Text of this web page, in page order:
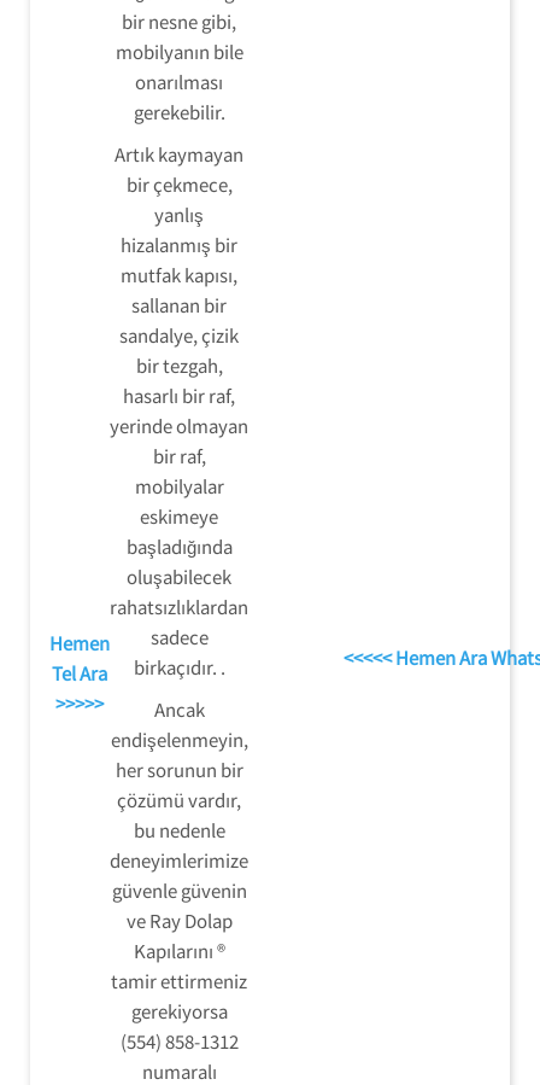
Hemen
Tel Ara
>>>>>
bir nesne gibi,
mobilyanın bile
onarılması
gerekebilir.
Artık kaymayan
bir çekmece,
yanlış
hizalanmış bir
mutfak kapısı,
sallanan bir
sandalye, çizik
bir tezgah,
hasarlı bir raf,
yerinde olmayan
bir raf,
mobilyalar
eskimeye
başladığında
oluşabilecek
rahatsızlıklardan
sadece
birkaçıdır. .
Ancak
endişelenmeyin,
her sorunun bir
çözümü vardır,
bu nedenle
deneyimlerimize
güvenle güvenin
ve Ray Dolap
Kapılarını ®
tamir ettirmeniz
gerekiyorsa
(554) 858-1312
numaralı
<<<<< Hemen Ara